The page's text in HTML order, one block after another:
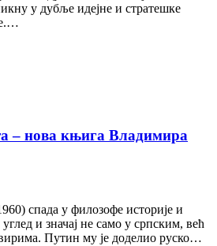
у дубље идејне и стратешке
– нова књига Владимира
спада у филозофе историје и
и значај не само у српским, већ
Путин му је доделио руско…